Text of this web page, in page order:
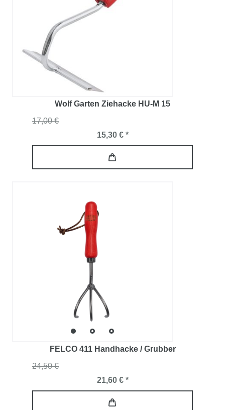
Wolf Garten Ziehacke HU-M 15
17,00 €
15,30 € *
FELCO 411 Handhacke / Grubber
24,50 €
21,60 € *